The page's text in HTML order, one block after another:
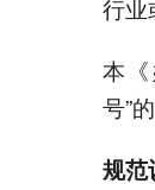
行业
本
号”
规范